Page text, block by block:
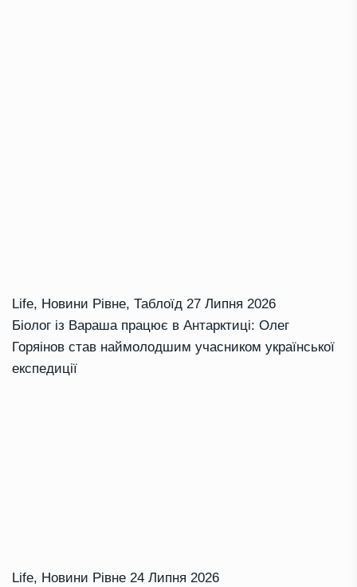
Life, Новини Рівне, Таблоїд 27 Липня 2026
Біолог із Вараша працює в Антарктиці: Олег
Горяінов став наймолодшим учасником української
експедиції
Life, Новини Рівне 24 Липня 2026